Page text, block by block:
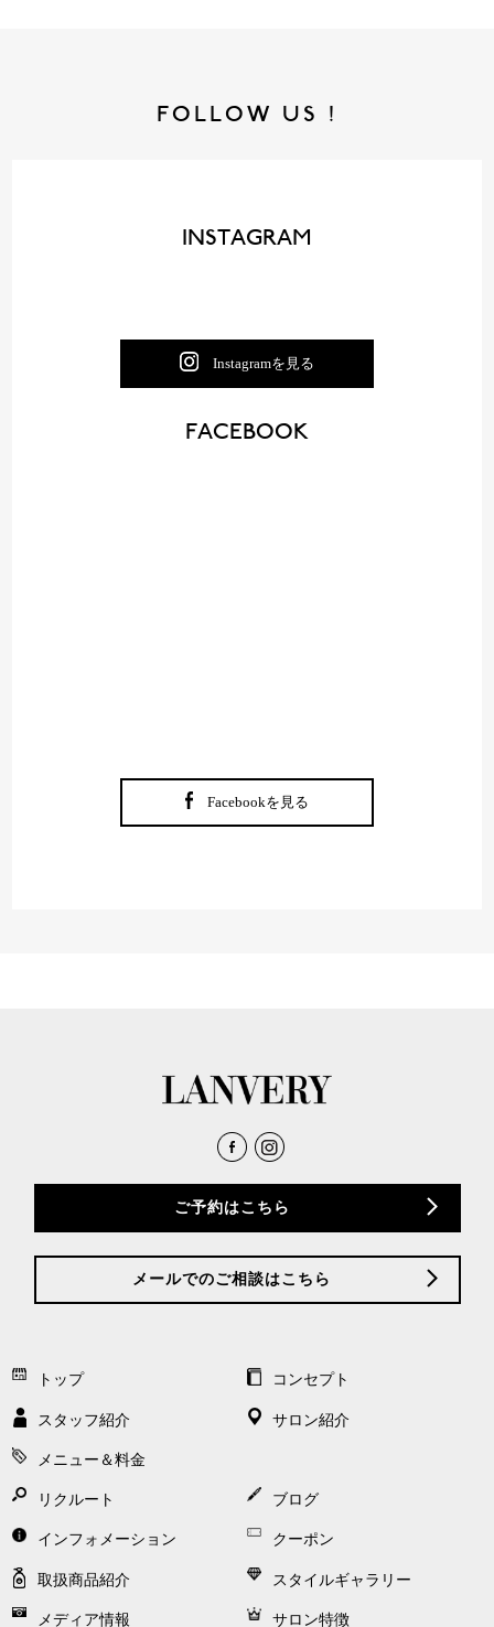
FOLLOW US !
INSTAGRAM
Instagramを見る
FACEBOOK
Facebookを見る
ご予約はこちら
メールでのご相談はこちら
トップ コンセプト
スタッフ紹介 サロン紹介
メニュー＆料金
リクルート ブログ
インフォメーション クーポン
取扱商品紹介 スタイルギャラリー
メディア情報 サロン特徴